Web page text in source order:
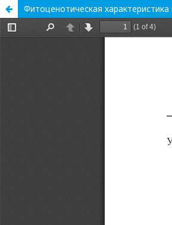
Фитоценотическая